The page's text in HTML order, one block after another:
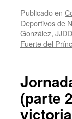
Publicado en
Deportivos de
González, JJDD
Fuerte del
(parte